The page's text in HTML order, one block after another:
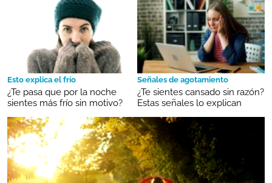
Esto explica el frío
¿Te pasa que por la noche
sientes más frío sin motivo?
Señales de agotamiento
¿Te sientes cansado sin razón?
Estas señales lo explican